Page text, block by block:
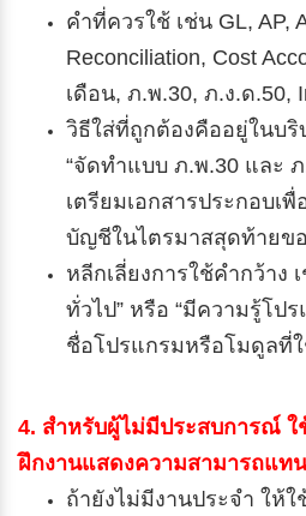
คำที่ควรใช้ เช่น GL, AP,
Reconciliation, Cost
เดือน, ภ.พ.30, ภ.ง.ด.50,
วิธีใส่ที่ถูกต้องคืออยู่ในบริ
“จัดทำแบบ ภ.พ.30 และ
เตรียมเอกสารประกอบเ
บัญชีในไตรมาสสุดท้ายขอ
หลีกเลี่ยงการใช้คำกว้าง
ทั่วไป” หรือ “มีความรู้โป
ชื่อโปรแกรมหรือโมดูลที่
4. สำหรับผู้ไม่มีประสบการณ์ ใ
ฝึกงานแสดงความสามารถแทน
ถ้ายังไม่มีงานประจำ ให้